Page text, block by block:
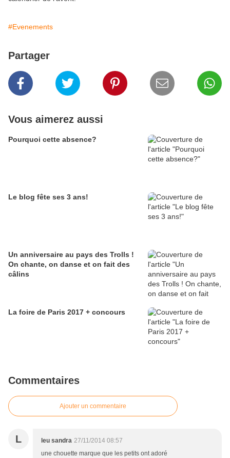
#Evenements
Partager
Vous aimerez aussi
Pourquoi cette absence?
Le blog fête ses 3 ans!
Un anniversaire au pays des Trolls !
On chante, on danse et on fait des
câlins
La foire de Paris 2017 + concours
Commentaires
Ajouter un commentaire
L leu sandra 27/11/2014 08:57
une chouette marque que les petits ont adoré